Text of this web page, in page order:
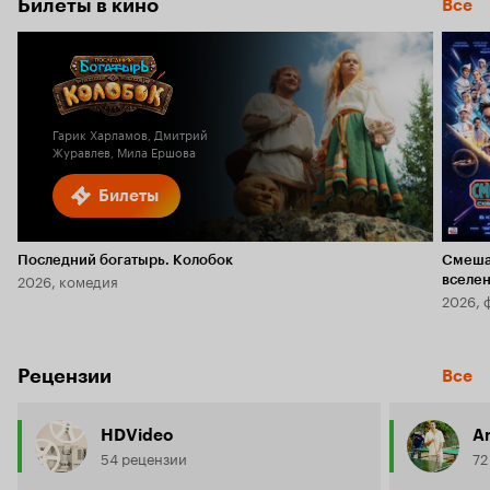
Билеты в кино Все
Билеты
Гарик Харламов, Дмитрий
Журавлев, Мила Ершова
Последний богатырь. Колобок
2026, комедия
2026,
Рецензии Все
HDVideo
54 рецензии